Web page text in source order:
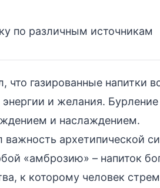
по различным источникам
что газированные напитки
и желания.
и наслаждением.
важность архетипической
«амброзию» – напиток
к которому человек